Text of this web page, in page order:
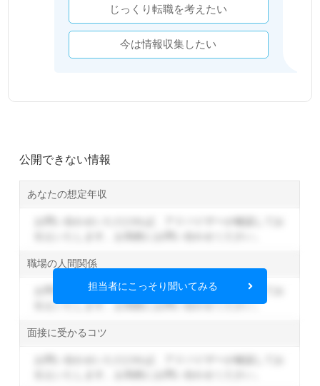
じっくり転職を考えたい
今は情報収集したい
公開できない情報
あなたの想定年収
職場の人間関係
お問い合わせいただければ、アドバイザーが確認してお
伝えいたします。お気軽にお問い合わせください。
面接に受かるコツ
担当者にこっそり聞いてみる